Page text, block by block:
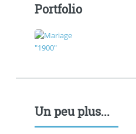
Portfolio
Un peu plus...